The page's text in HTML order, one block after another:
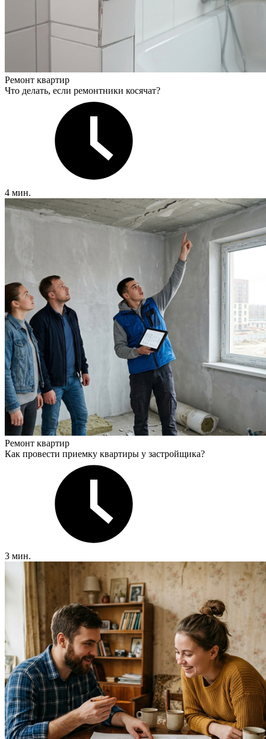
Ремонт квартир
Что делать, если ремонтники косячат?
4 мин.
Ремонт квартир
Как провести приемку квартиры у застройщика?
3 мин.